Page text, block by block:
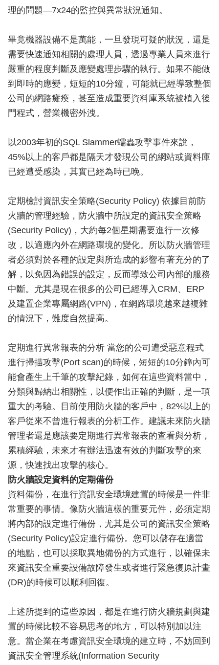
理的問題—7x24的監控與異常狀況通知。
畢竟機器設備不是萬能，一旦發現可疑的狀況，還是
需要快速通知相關的處理人員，透過專業人員來進行
嚴重的程度判斷及應變處理步驟的執行。如果不能做
到即時的應變，短短的10分鐘，可能就已經導致整個
公司的網路癱瘓，甚至造成重要資料庫系統被植入後
門程式，營業機密外洩。
以2003年初的SQL Slammer蠕蟲攻擊事件來說，
45%以上的客戶都是隔天才發現公司的網站或資料庫
已經遭受感染，其實已經為時已晚。
定期檢討資訊安全策略(Security Policy) 依據目前防
火牆的管理經驗，防火牆中所設定的資訊安全策略
(Security Policy)，大約每2個星期需要進行一次修
改，以適應內外在網路環境的變化。所以防火牆管理
者必須對於各種的設定與所造成的影響有著充分的了
解，以免因為錯誤的設定，反而導致公司內部的服務
中斷。尤其是現在很多的公司已經導入CRM、ERP
及建置企業專屬網路(VPN)，在網路環境越來越複雜
的情況下，難度自然提高。
定期進行異常報表的分析 當您的公司遭受惡意程式
進行掃描攻擊(Port scan)的時候，短短的10分鐘內可
能會產生上千筆的攻擊紀錄，如何在這些資料當中，
分類與歸納出相關性，以便作出正確的判斷，是一項
重大的考驗。目前使用防火牆的客戶中，82%以上的
客戶從來不曾進行報表的分析工作。建議未來防火牆
管理者還是應該要定期進行異常報表的查看與分析，
累積經驗，未來才有辦法迅速有效的判斷攻擊的來
源，快速找出攻擊的核心。
防火牆設定資料的定期備份
資料備份，在進行資訊安全環境建置的時候是一件非
常重要的事情。像防火牆這樣的重要元件，必須定期
將內部的設定進行備份，尤其是公司的資訊安全策略
(Security Policy)設定進行備份。您可以儲存在適當
的地點，也可以採取異地備份的方式進行，以確保未
來資訊安全重要設備故障發生或者進行緊急復原計畫
(DR)的時候可以順利回復。
上述所提到的這些原因，都是在進行防火牆規劃與建
置的時候比較不容易思考的地方，可以特別加以注
意。當企業在考慮資訊安全環境的建立時，不妨回到
資訊安全管理系統(Information Security